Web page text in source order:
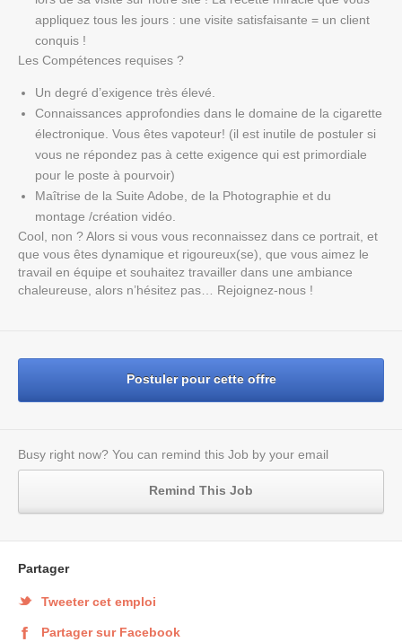
appliquez tous les jours : une visite satisfaisante = un client
conquis !
Les Compétences requises ?
Un degré d’exigence très élevé.
Connaissances approfondies dans le domaine de la cigarette
électronique. Vous êtes vapoteur! (il est inutile de postuler si
vous ne répondez pas à cette exigence qui est primordiale
pour le poste à pourvoir)
Maîtrise de la Suite Adobe, de la Photographie et du
montage /création vidéo.
Cool, non ? Alors si vous vous reconnaissez dans ce portrait, et
que vous êtes dynamique et rigoureux(se), que vous aimez le
travail en équipe et souhaitez travailler dans une ambiance
chaleureuse, alors n’hésitez pas… Rejoignez-nous !
Postuler pour cette offre
Busy right now? You can remind this Job by your email
Remind This Job
Partager
Tweeter cet emploi
Partager sur Facebook